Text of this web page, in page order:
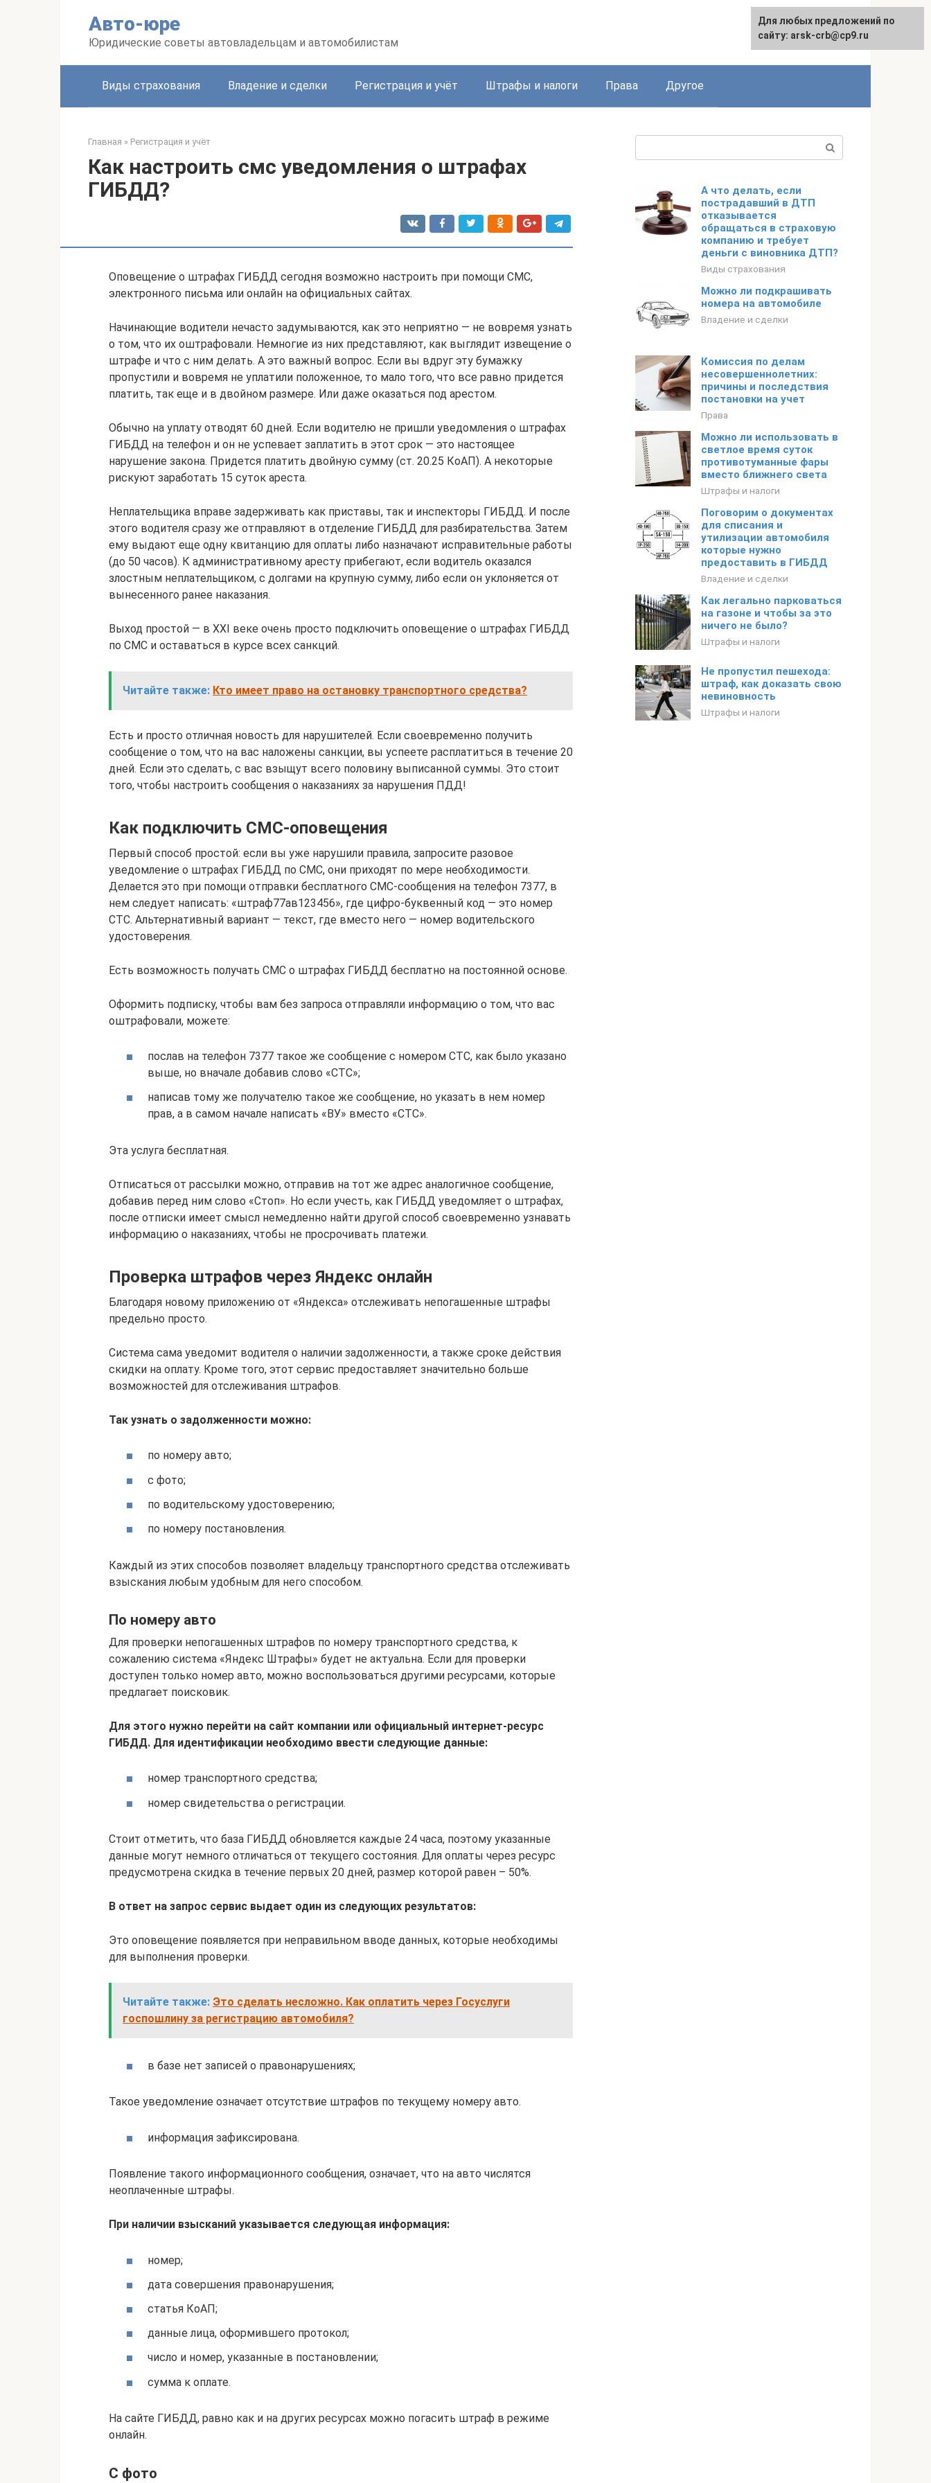
Авто-юре
Юридические советы автовладельцам и автомобилистам
Виды страхования Владение и сделки Регистрация и учёт Штрафы и налоги Права Другое
Главная » Регистрация и учёт
Как настроить смс уведомления о штрафах
ГИБДД?
Оповещение о штрафах ГИБДД сегодня возможно настроить при помощи СМС,
электронного письма или онлайн на официальных сайтах.
Начинающие водители нечасто задумываются, как это неприятно — не вовремя узнать
о том, что их оштрафовали. Немногие из них представляют, как выглядит извещение о
штрафе и что с ним делать. А это важный вопрос. Если вы вдруг эту бумажку
пропустили и вовремя не уплатили положенное, то мало того, что все равно придется
платить, так еще и в двойном размере. Или даже оказаться под арестом.
Обычно на уплату отводят 60 дней. Если водителю не пришли уведомления о штрафах
ГИБДД на телефон и он не успевает заплатить в этот срок — это настоящее
нарушение закона. Придется платить двойную сумму (ст. 20.25 КоАП). А некоторые
рискуют заработать 15 суток ареста.
Неплательщика вправе задерживать как приставы, так и инспекторы ГИБДД. И после
этого водителя сразу же отправляют в отделение ГИБДД для разбирательства. Затем
ему выдают еще одну квитанцию для оплаты либо назначают исправительные работы
(до 50 часов). К административному аресту прибегают, если водитель оказался
злостным неплательщиком, с долгами на крупную сумму, либо если он уклоняется от
вынесенного ранее наказания.
Выход простой — в XXI веке очень просто подключить оповещение о штрафах ГИБДД
по СМС и оставаться в курсе всех санкций.
Читайте также: Кто имеет право на остановку транспортного средства?
Есть и просто отличная новость для нарушителей. Если своевременно получить
сообщение о том, что на вас наложены санкции, вы успеете расплатиться в течение 20
дней. Если это сделать, с вас взыщут всего половину выписанной суммы. Это стоит
того, чтобы настроить сообщения о наказаниях за нарушения ПДД!
Как подключить СМС-оповещения
Первый способ простой: если вы уже нарушили правила, запросите разовое
уведомление о штрафах ГИБДД по СМС, они приходят по мере необходимости.
Делается это при помощи отправки бесплатного СМС-сообщения на телефон 7377, в
нем следует написать: «штраф77ав123456», где цифро-буквенный код — это номер
СТС. Альтернативный вариант — текст, где вместо него — номер водительского
удостоверения.
Есть возможность получать СМС о штрафах ГИБДД бесплатно на постоянной основе.
Оформить подписку, чтобы вам без запроса отправляли информацию о том, что вас
оштрафовали, можете:
послав на телефон 7377 такое же сообщение с номером СТС, как было указано
выше, но вначале добавив слово «СТС»;
написав тому же получателю такое же сообщение, но указать в нем номер
прав, а в самом начале написать «ВУ» вместо «СТС».
Эта услуга бесплатная.
Отписаться от рассылки можно, отправив на тот же адрес аналогичное сообщение,
добавив перед ним слово «Стоп». Но если учесть, как ГИБДД уведомляет о штрафах,
после отписки имеет смысл немедленно найти другой способ своевременно узнавать
информацию о наказаниях, чтобы не просрочивать платежи.
Проверка штрафов через Яндекс онлайн
Благодаря новому приложению от «Яндекса» отслеживать непогашенные штрафы
предельно просто.
Система сама уведомит водителя о наличии задолженности, а также сроке действия
скидки на оплату. Кроме того, этот сервис предоставляет значительно больше
возможностей для отслеживания штрафов.
Так узнать о задолженности можно:
по номеру авто;
с фото;
по водительскому удостоверению;
по номеру постановления.
Каждый из этих способов позволяет владельцу транспортного средства отслеживать
взыскания любым удобным для него способом.
По номеру авто
Для проверки непогашенных штрафов по номеру транспортного средства, к
сожалению система «Яндекс Штрафы» будет не актуальна. Если для проверки
доступен только номер авто, можно воспользоваться другими ресурсами, которые
предлагает поисковик.
Для этого нужно перейти на сайт компании или официальный интернет-ресурс
ГИБДД. Для идентификации необходимо ввести следующие данные:
номер транспортного средства;
номер свидетельства о регистрации.
Стоит отметить, что база ГИБДД обновляется каждые 24 часа, поэтому указанные
данные могут немного отличаться от текущего состояния. Для оплаты через ресурс
предусмотрена скидка в течение первых 20 дней, размер которой равен – 50%.
В ответ на запрос сервис выдает один из следующих результатов:
Это оповещение появляется при неправильном вводе данных, которые необходимы
для выполнения проверки.
Читайте также: Это сделать несложно. Как оплатить через Госуслуги
госпошлину за регистрацию автомобиля?
в базе нет записей о правонарушениях;
Такое уведомление означает отсутствие штрафов по текущему номеру авто.
информация зафиксирована.
Появление такого информационного сообщения, означает, что на авто числятся
неоплаченные штрафы.
При наличии взысканий указывается следующая информация:
номер;
дата совершения правонарушения;
статья КоАП;
данные лица, оформившего протокол;
число и номер, указанные в постановлении;
сумма к оплате.
На сайте ГИБДД, равно как и на других ресурсах можно погасить штраф в режиме
онлайн.
С фото
А что делать, если
пострадавший в ДТП
отказывается
обращаться в страховую
компанию и требует
деньги с виновника ДТП?
Виды страхования
Можно ли подкрашивать
номера на автомобиле
Владение и сделки
Комиссия по делам
несовершеннолетних:
причины и последствия
постановки на учет
Права
Можно ли использовать в
светлое время суток
противотуманные фары
вместо ближнего света
Штрафы и налоги
Поговорим о документах
для списания и
утилизации автомобиля
которые нужно
предоставить в ГИБДД
Владение и сделки
Как легально парковаться
на газоне и чтобы за это
ничего не было?
Штрафы и налоги
Не пропустил пешехода:
штраф, как доказать свою
невиновность
Штрафы и налоги
Для любых предложений по
сайту: arsk-crb@cp9.ru